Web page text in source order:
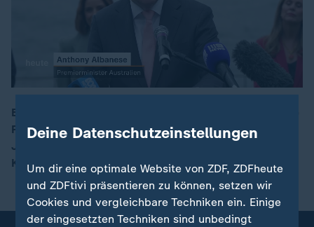
00:17
Eine "tiefgreifende Reform" nannte es der australische
Premierminister: Kinder und Jugendliche unter 16
Jahren dürfen dort ab sofort keine Social-Media-
Konten mehr besitzen.
Deine Datenschutzeinstellungen
Um dir eine optimale Website von ZDF, ZDFheute
und ZDFtivi präsentieren zu können, setzen wir
Cookies und vergleichbare Techniken ein. Einige
der eingesetzten Techniken sind unbedingt